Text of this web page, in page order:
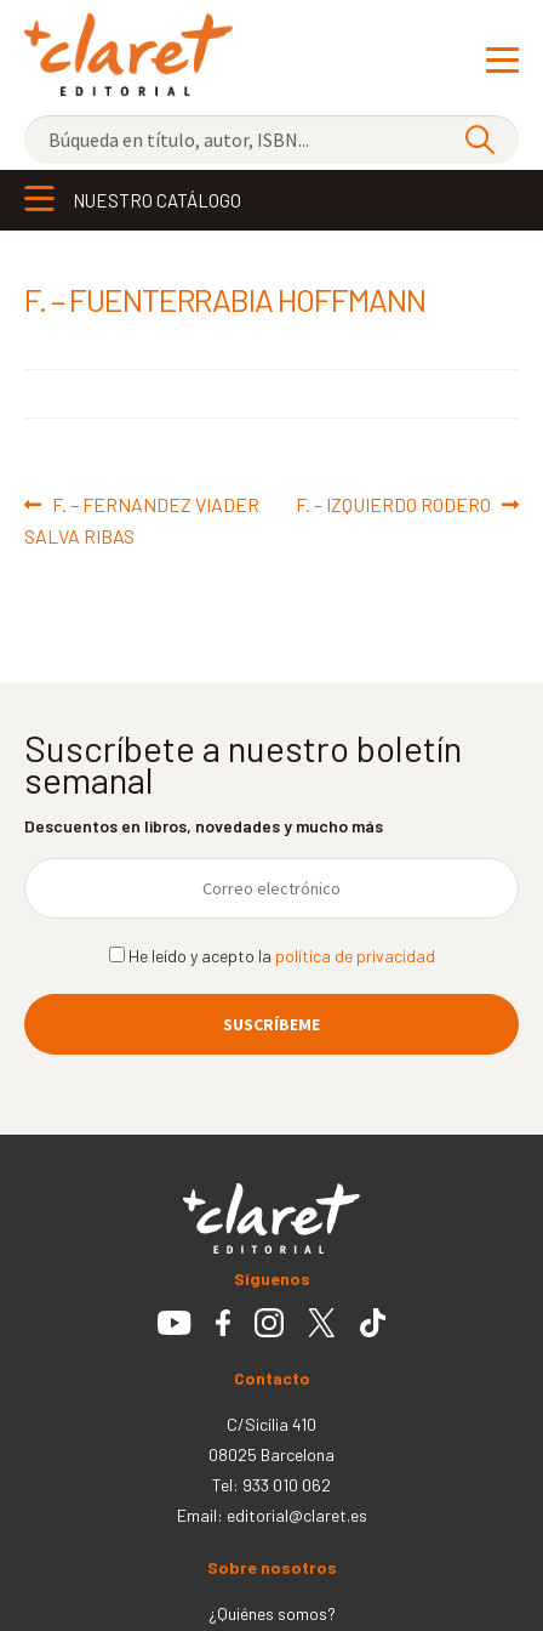
NOVEDADES
LOS MÁS VENDIDOS
NUESTRO CATÁLOGO
F. – FUENTERRABIA HOFFMANN
Navegación
de
Anterior:
F. – FERNANDEZ VIADER
SALVA RIBAS
Siguiente:
F. – IZQUIERDO RODERO
Suscríbete a nuestro boletín
semanal
Descuentos en libros, novedades y mucho más
He leído y acepto la política de privacidad
Síguenos
Contacto
C/Sicília 410
08025 Barcelona
Tel: 933 010 062
Email: editorial@claret.es
Sobre nosotros
¿Quiénes somos?